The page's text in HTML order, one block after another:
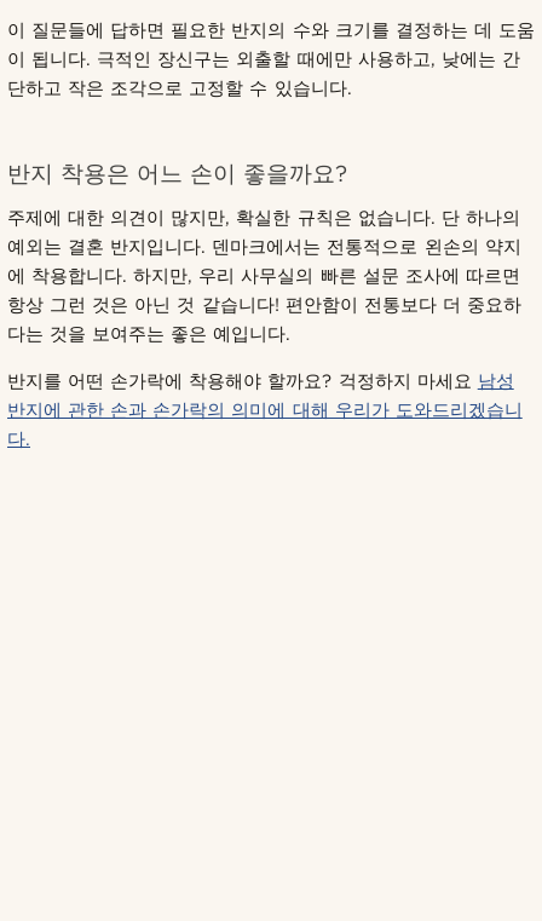
이 질문들에 답하면 필요한 반지의 수와 크기를 결정하는 데 도움
이 됩니다. 극적인 장신구는 외출할 때에만 사용하고, 낮에는 간
단하고 작은 조각으로 고정할 수 있습니다.
반지 착용은 어느 손이 좋을까요?
주제에 대한 의견이 많지만, 확실한 규칙은 없습니다. 단 하나의
예외는 결혼 반지입니다. 덴마크에서는 전통적으로 왼손의 약지
에 착용합니다. 하지만, 우리 사무실의 빠른 설문 조사에 따르면
항상 그런 것은 아닌 것 같습니다! 편안함이 전통보다 더 중요하
다는 것을 보여주는 좋은 예입니다.
반지를 어떤 손가락에 착용해야 할까요? 걱정하지 마세요 남성
반지에 관한 손과 손가락의 의미에 대해 우리가 도와드리겠습니
다.